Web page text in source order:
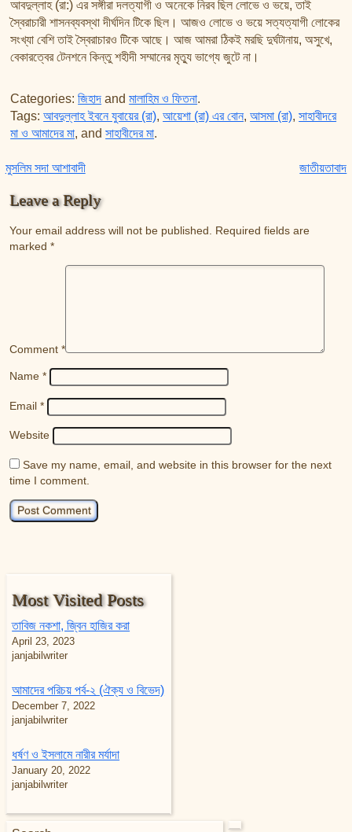
আবদুল্লাহ (রা:) এর সঙ্গীরা দলত্যাগী ও অনেকে নিরব ছিল লোভে ও ভয়ে, তাই
স্বৈরাচারী শাসনব্যবস্থা দীর্ঘদিন টিকে ছিল। আজও লোভে ও ভয়ে সত্যত্যাগী লোকের
সংখ্যা বেশি তাই স্বৈরাচারও টিকে আছে। আজ আমরা ঠিকই মরছি দুর্ঘটানায়, অসুখে,
বেকারত্বের টেনশনে কিন্তু শহীদী সম্মানের মৃত্যু ভাগ্যে জুটে না।
Categories: জিহাদ andমালাহিম ও ফিতনা.
Tags: আবদুল্লাহ ইবনে যুবায়ের (রা),আয়েশা (রা) এর বোন,আসমা (রা),সাহাবীদরে
মা ও আমাদের মা, andসাহাবীদের মা.
Post navigation
মুসলিম সদা আশাবাদী জাতীয়তাবাদ
Leave a Reply
Your email address will not be published.
Required fields are
marked*
Comment*
Name*
Email*
Website
Save my name, email, and website in this browser for the next
time I comment.
Most Visited Posts
তাবিজ নকশা, জ্বিন হাজির করা
April 23, 2023
janjabilwriter
আমাদের পরিচয় পর্ব-২ (ঐক্য ও বিভেদ)
December 7, 2022
janjabilwriter
ধর্ষণ ও ইসলামে নারীর মর্যাদা
January 20, 2022
janjabilwriter